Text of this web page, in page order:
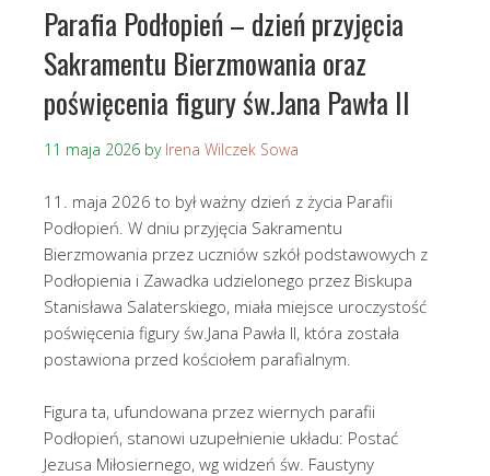
Parafia Podłopień – dzień przyjęcia
Sakramentu Bierzmowania oraz
poświęcenia figury św.Jana Pawła II
11 maja 2026 by Irena Wilczek Sowa
11. maja 2026 to był ważny dzień z życia Parafii
Podłopień. W dniu przyjęcia Sakramentu
Bierzmowania przez uczniów szkół podstawowych z
Podłopienia i Zawadka udzielonego przez Biskupa
Stanisława Salaterskiego, miała miejsce uroczystość
poświęcenia figury św.Jana Pawła II, która została
postawiona przed kościołem parafialnym.
Figura ta, ufundowana przez wiernych parafii
Podłopień, stanowi uzupełnienie układu: Postać
Jezusa Miłosiernego, wg widzeń św. Faustyny